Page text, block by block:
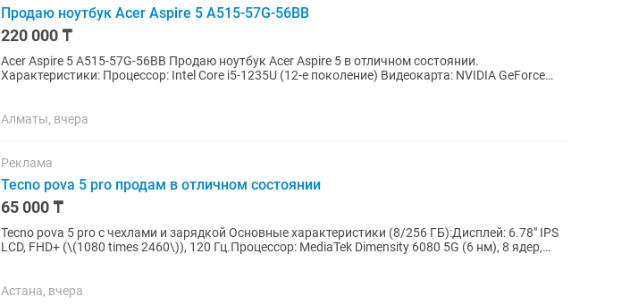
Продаю ноутбук Acer Aspire 5 A515-57G-56BB
220 000 ₸
Acer Aspire 5 A515-57G-56BB Продаю ноутбук Acer Aspire 5 в отличном состоянии.
Характеристики: Процессор: Intel Core i5-1235U (12-е поколение) Видеокарта: NVIDIA GeForce
Алматы, вчера
Реклама
Tecno pova 5 pro продам в отличном состоянии
65 000 ₸
Tecno pova 5 pro с чехлами и зарядкой Основные характеристики (8/256 ГБ):Дисплей: 6.78" IPS
LCD, FHD+ (\(1080 times 2460\)), 120 Гц.Процессор: MediaTek Dimensity 6080 5G (6 нм), 8 ядер,
Астана, вчера